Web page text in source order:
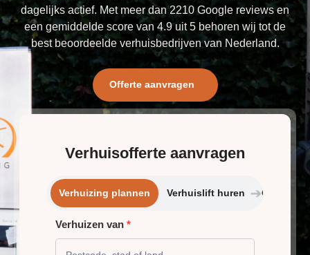
dagelijks actief. Met meer dan 2210 Google reviews en
een gemiddelde score van 4.9 uit 5 behoren wij tot de
best beoordeelde verhuisbedrijven van Nederland.
Offerte aanvragen
Verhuisofferte aanvragen
Verhuizing plannen Verhuislift huren
VERHUIZING
PLANNEN
Verhuizen van *
➔